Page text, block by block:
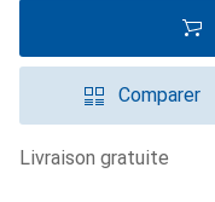
Comparer
livraison gratuite